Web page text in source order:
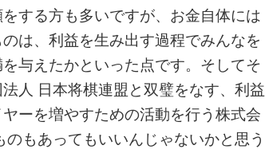
する方も多いですが、お金自体には
は、利益を生み出す過程でみんなを
与えたかといった点です。そしてそ
人 日本将棋連盟と双璧をなす、利益
ーを増やすための活動を行う株式会
もあってもいいんじゃないかと思う